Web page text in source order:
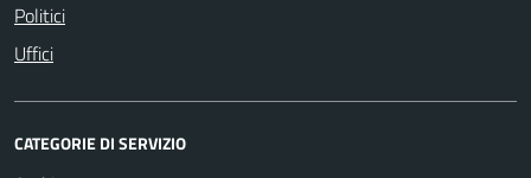
Politici
Uffici
CATEGORIE DI SERVIZIO